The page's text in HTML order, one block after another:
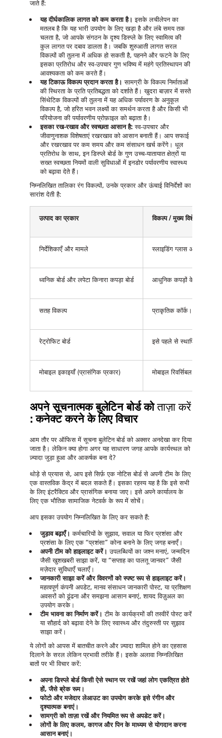
जाते हैं:
यह दीर्घकालिक लागत को कम करता है। इसके लचीलेपन का
मतलब है कि यह भारी उपयोग के लिए खड़ा है और लंबे समय तक
चलता है, जो आपके संगठन के दृश्य डिस्प्ले के लिए स्वामित्व की
कुल लागत पर दबाव डालता है। जबकि शुरुआती लागत सरल
विकल्पों की तुलना में अधिक हो सकती है, पहनने और फटने के लिए
इसका प्रतिरोध और स्व-उपचार गुण भविष्य में महंगे प्रतिस्थापन की
आवश्यकता को कम करते हैं।
यह टिकाऊ विकल्प प्रदान करता है। सामग्री के विकल्प निर्माताओं
की स्थिरता के प्रति प्रतिबद्धता को दर्शाते हैं। खुदरा बाज़ार में सस्ते
सिंथेटिक विकल्पों की तुलना में यह अधिक पर्यावरण के अनुकूल
विकल्प है, जो हरित भवन लक्ष्यों का समर्थन करता है और किसी भी
परियोजना की पर्यावरणीय प्रोफ़ाइल को बढ़ाता है।
इसका रख-रखाव और स्वच्छता आसान है: स्व-उपचार और
जीवाणुनाशक विशेषताएं रखरखाव को आसान बनाती हैं। आप सफाई
और रखरखाव पर कम समय और कम संसाधन खर्च करेंगे। धूल
प्रतिरोध के साथ, इन डिस्प्ले बोर्ड के गुण उच्च-यातायात क्षेत्रों या
सख्त स्वच्छता नियमों वाली सुविधाओं में इनडोर पर्यावरणीय स्वास्थ्य
को बढ़ावा देते हैं।
निम्नलिखित तालिका रंग विकल्पों, उनके प्रकार और ऊंचाई विनिर्देशों का
सारांश देती है:
उत्पाद का प्रकार विकल्प / मुख्य विशेषताएं
निर्देशिकाएँ और मामले स्लाइडिंग ग्लास और टिका
ध्वनिक बोर्ड और लपेटा किनारा कपड़ा बोर्ड आधुनिक कपड़ों के विकल्प से
सतह विकल्प प्राकृतिक कॉर्क। फ़ैब्रिक
रेट्रोफिट बोर्ड इसे पहले से स्थापित फ्रेम
मोबाइल इकाइयाँ (प्रासंगिक प्रकार) मोबाइल रिवर्सिबल बोर्ड,
अपने सूचनात्मक बुलेटिन बोर्ड कोताज़ा करें
: कनेक्ट करने के लिए विचार
आम तौर पर ऑफिस में सूचना बुलेटिन बोर्ड को अक्सर अनदेखा कर दिया
जाता है। लेकिन क्या होगा अगर यह साधारण जगह आपके कार्यस्थल को
ज़्यादा जुड़ा हुआ और आकर्षक बना दे?
थोड़े से प्रयास से, आप इसे सिर्फ़ एक नोटिस बोर्ड से अपनी टीम के लिए
एक वास्तविक केंद्र में बदल सकते हैं। इसका रहस्य यह है कि इसे सभी
के लिए इंटरैक्टिव और प्रासंगिक बनाया जाए। इसे अपने कार्यालय के
लिए एक भौतिक सामाजिक नेटवर्क के रूप में सोचें।
आप इसका उपयोग निम्नलिखित के लिए कर सकते हैं:
जुड़ाव बढ़ाएँ। कर्मचारियों के सुझाव, सवाल या फिर प्रशंसा और
प्रशंसा के लिए एक “प्रशंसा” कोना बनाने के लिए जगह बनाएँ।
अपनी टीम को हाइलाइट करें। उपलब्धियों का जश्न मनाएं, जन्मदिन
जैसी खुशखबरी साझा करें, या “सप्ताह का पालतू जानवर” जैसी
मज़ेदार सुविधाएँ चलाएँ।
जानकारी साझा करें और विवरणों को स्पष्ट रूप से हाइलाइट करें।
महत्वपूर्ण कंपनी अपडेट, मानव संसाधन जानकारी पोस्ट, या प्रशिक्षण
अवसरों को ढूंढना और समझना आसान बनाएं, शायद विज़ुअल का
उपयोग करके।
टीम भावना का निर्माण करें। टीम के कार्यक्रमों की तस्वीरें पोस्ट करें
या सौहार्द को बढ़ावा देने के लिए स्वास्थ्य और तंदुरुस्ती पर सुझाव
साझा करें।
ये लोगों को आपस में बातचीत करने और ज़्यादा शामिल होने का एहसास
दिलाने के सरल लेकिन प्रभावी तरीके हैं। इसके अलावा निम्नलिखित
बातों पर भी विचार करें:
अपना डिस्प्ले बोर्ड किसी ऐसे स्थान पर रखें जहां लोग एकत्रित होते
हों, जैसे ब्रेक रूम।
फोटो और मजेदार लेआउट का उपयोग करके इसे रंगीन और
दृश्यात्मक बनाएं।
सामग्री को ताज़ा रखें और नियमित रूप से अपडेट करें।
लोगों के लिए कलम, कागज और पिन के माध्यम से योगदान करना
आसान बनाएं।